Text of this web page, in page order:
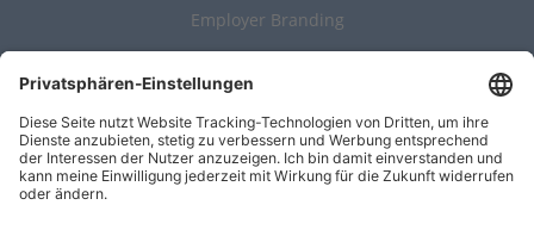
Employer Branding
ALLGEMEIN
Kontakt
AGBs